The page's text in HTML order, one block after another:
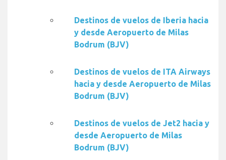
Destinos de vuelos de Iberia hacia
y desde Aeropuerto de Milas
Bodrum (BJV)
Destinos de vuelos de ITA Airways
hacia y desde Aeropuerto de Milas
Bodrum (BJV)
Destinos de vuelos de Jet2 hacia y
desde Aeropuerto de Milas
Bodrum (BJV)